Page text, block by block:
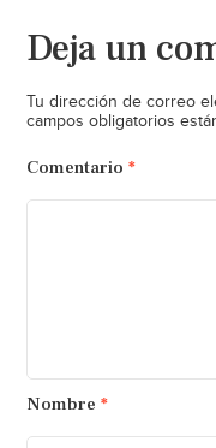
Deja un
Tu dirección de correo
campos obligatorios
Comentario *
Nombre *